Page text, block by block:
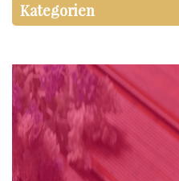
Kategorien